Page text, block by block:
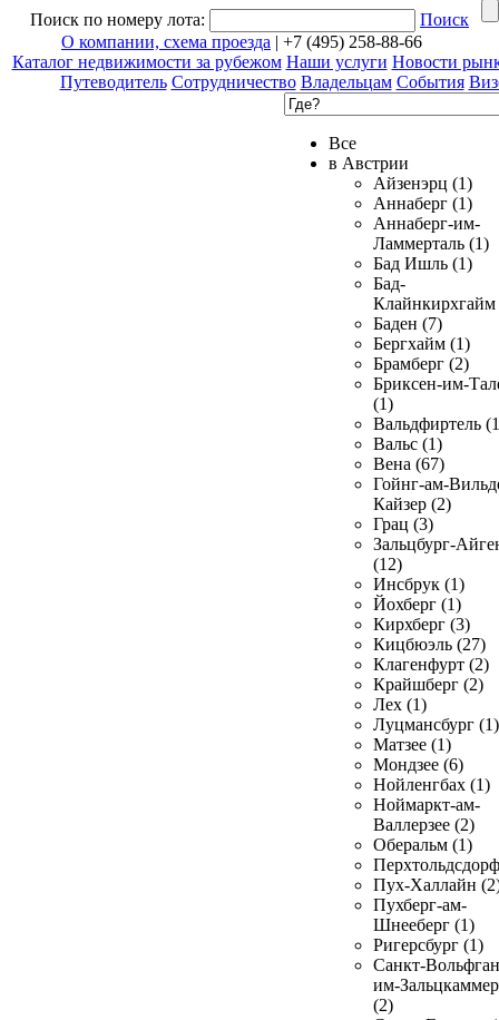
Поиск по номеру лота:
Поиск
О компании, схема проезда | +7 (495) 258-88-66
Каталог недвижимости за рубежом Наши услуги Новости
Путеводитель Сотрудничество Владельцам События
Все
в Австрии
Айзенэрц (1)
Аннаберг (1)
Аннаберг-им-
Ламмерталь (1)
Бад Ишль (1)
Бад-
Клайнкирхгайм
Баден (7)
Бергхайм (1)
Брамберг (2)
Бриксен-им-
(1)
Вальдфиртель
Вальс (1)
Вена (67)
Гойнг-ам-
Кайзер (2)
Грац (3)
Зальцбург-
(12)
Инсбрук (1)
Йохберг (1)
Кирхберг (3)
Кицбюэль (27)
Клагенфурт (2)
Крайшберг (2)
Лех (1)
Луцмансбург (1)
Матзее (1)
Мондзее (6)
Нойленгбах (1)
Ноймаркт-ам-
Валлерзее (2)
Оберальм (1)
Пух-Халлайн
Пухберг-ам-
Шнееберг (1)
Ригерсбург (1)
Санкт-
им-
(2)